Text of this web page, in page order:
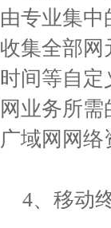
由专业集
收集全部网
时间等自定
网业务所
广域网网
4、移动